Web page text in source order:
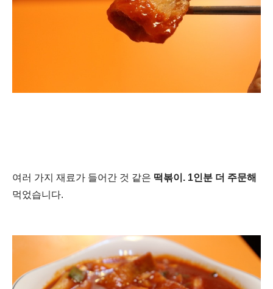
여러 가지 재료가 들어간 것 같은 떡볶이. 1인분 더 주문해
먹었습니다.